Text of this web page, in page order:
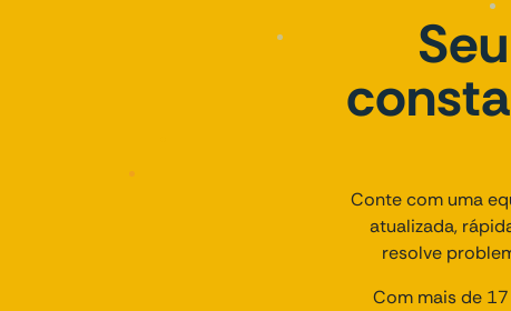
Conte com uma
atualizada,
resolve
Com mais de